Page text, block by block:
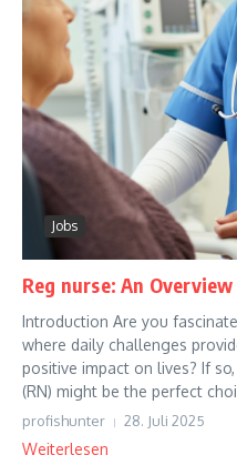
Jobs
Reg nurse: An
Introduction Are you
where daily challenges
positive impact on lives? If
(RN) might be the perfect
profishunter 28. Juli 2025
Weiterlesen